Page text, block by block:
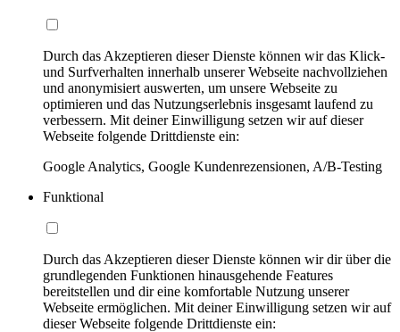
Durch das Akzeptieren dieser Dienste können wir das Klick-
und Surfverhalten innerhalb unserer Webseite nachvollziehen
und anonymisiert auswerten, um unsere Webseite zu
optimieren und das Nutzungserlebnis insgesamt laufend zu
verbessern. Mit deiner Einwilligung setzen wir auf dieser
Webseite folgende Drittdienste ein:
Google Analytics, Google Kundenrezensionen, A/B-Testing
Funktional
Durch das Akzeptieren dieser Dienste können wir dir über die
grundlegenden Funktionen hinausgehende Features
bereitstellen und dir eine komfortable Nutzung unserer
Webseite ermöglichen. Mit deiner Einwilligung setzen wir auf
dieser Webseite folgende Drittdienste ein: